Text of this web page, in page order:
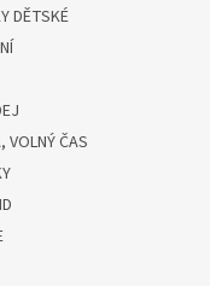
DĚTSKÉ
VOLNÝ ČAS